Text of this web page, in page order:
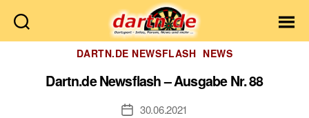
Dartn.de
Kategorien
DARTN.DE NEWSFLASH NEWS
Dartn.de Newsflash – Ausgabe Nr. 88
Veröffentlichungsdatum
30.06.2021